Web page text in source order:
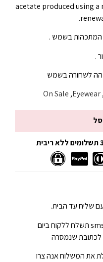
acetate produced using
בשמש .
.
לשחורה בשמש
,
Eyewear
,
On Sale
שליח עד הבית.
הגעה תוך 3-7 ימי עסקים . הודעת sms תשלח ללקוח ביום
לכתובת שנמסרה
את המשלוח אנה צרו